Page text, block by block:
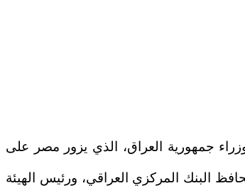
جمهورية العراق، الذي يزور مصر على
البنك المركزي العراقي، ورئيس الهيئة